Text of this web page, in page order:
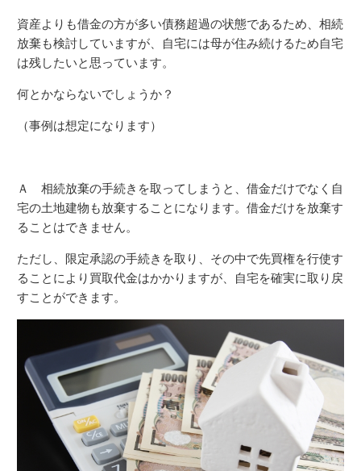
資産よりも借金の方が多い債務超過の状態であるため、相続
放棄も検討していますが、自宅には母が住み続けるため自宅
は残したいと思っています。
何とかならないでしょうか？
（事例は想定になります）
Ａ 相続放棄の手続きを取ってしまうと、借金だけでなく自
宅の土地建物も放棄することになります。借金だけを放棄す
ることはできません。
ただし、限定承認の手続きを取り、その中で先買権を行使す
ることにより買取代金はかかりますが、自宅を確実に取り戻
すことができます。